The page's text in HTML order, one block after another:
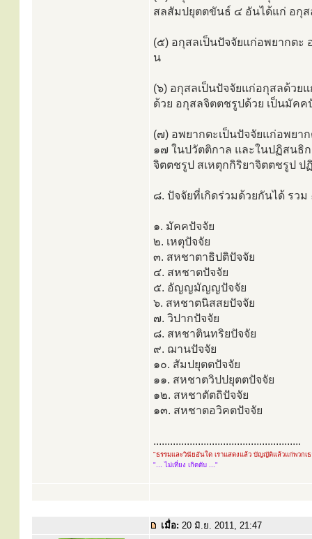
สลสัมปยุตตขันธ์ ๔ อันได้แก่ อกุ
(๕) อกุสลเป็นปัจจัยแก่อพยากต
น
(๖) อกุสลเป็นปัจจัยแก่อกุสลด้วย
ด้วย อกุสลจิตตชรูปด้วย เป็นมัคค
(๗) อพยากตะเป็นปัจจัยแก่อพยา
๑๗ ในปวัตติกาล และในปฏิสนธิ
จิตตชรูป สเหตุกกิริยาจิตตชรูป
๘. ปัจจัยที่เกิดร่วมด้วยกันได้ รวม
๑. มัคคปัจจัย
๒. เหตุปัจจัย
๓. สหชาตาธิปติปัจจัย
๔. สหชาตปัจจัย
๕. อัญญมัญญปัจจัย
๖. สหชาตนิสสยปัจจัย
๗. วิปากปัจจัย
๘. สหชาตินทริยปัจจัย
๙. ฌานปัจจัย
๑๐. สัมปยุตตปัจจัย
๑๑. สหชาตวิปปยุตตปัจจัย
๑๒. สหชาตัตถิปัจจัย
๑๓. สหชาตอวิคตปัจจัย
.....................................................
"ธรรมและวินัยอันใด เราแสดงแล้ว บัญญัติแล้วแก่พวกเ
"... ไม่เที่ยง เกิดดับ ..."
เมื่อ: 20 มิ.ย. 2011, 21:47